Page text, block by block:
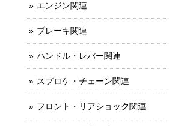
エンジン関連
ブレーキ関連
ハンドル・レバー関連
スプロケ・チェーン関連
フロント・リアショック関連